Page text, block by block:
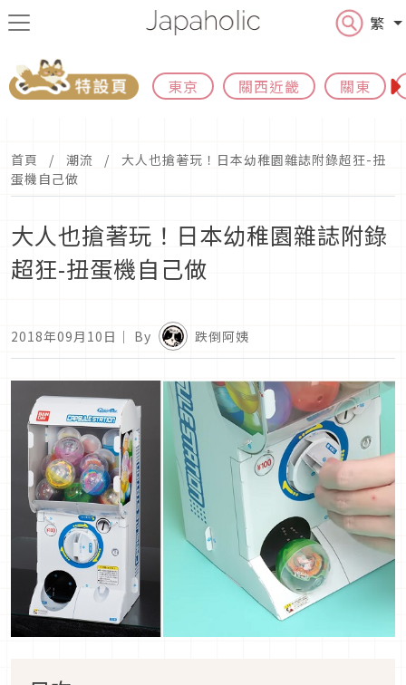
繁
東京 關西近畿 關東
首頁 潮流
大人也搶著玩！日本幼稚園雜誌附錄超狂-扭
蛋機自己做
大人也搶著玩！日本幼稚園雜誌附錄
超狂-扭蛋機自己做
2018年09月10日 ｜ By 跌倒阿姨